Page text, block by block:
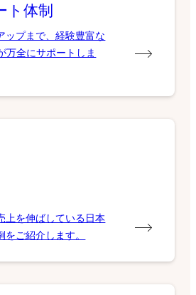
ト体制
ップまで、経験豊富な
万全にサポートしま
上を伸ばしている日本
ご紹介します。